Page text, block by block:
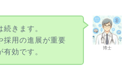
博士
きます。
採用の進展が重要
効です。